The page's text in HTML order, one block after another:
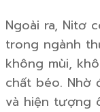
Ngoài ra, Nitơ
trong ngành
không mùi,
chất béo. Nhờ
và hiện tượng